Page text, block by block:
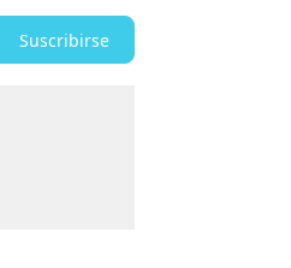
Suscribirse